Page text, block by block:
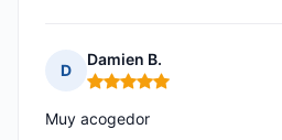
D
Damien B.
Nota: 5 de 5
Muy acogedor